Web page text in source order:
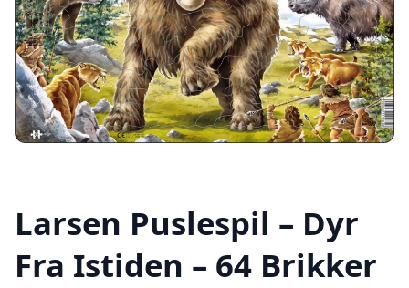
Larsen Puslespil – Dyr
Fra Istiden – 64 Brikker